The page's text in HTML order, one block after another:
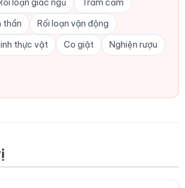
loạn giấc ngủ
Trầm cảm
thần
Rối loạn vận động
thực vật
Co giật
Nghiện rượu